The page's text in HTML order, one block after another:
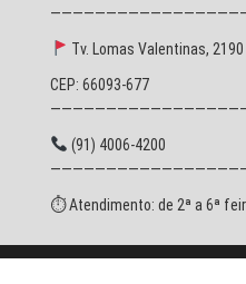
Tv. Lomas Valentinas,
CEP: 66093-677
(91) 4006-4200
⏱ Atendimento: de 2ª a 6ª